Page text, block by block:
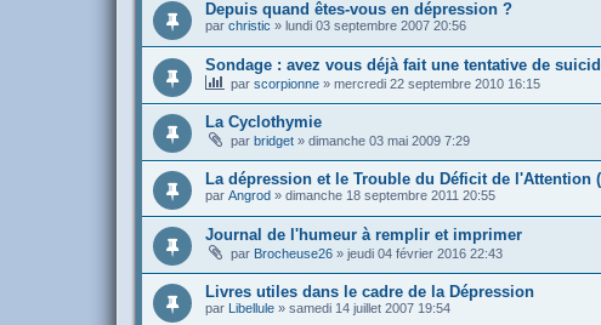
Depuis quand êtes-vous en dépression ?
par christic » lundi 03 septembre 2007 20:56
Sondage : avez vous déjà fait une tentative de
par scorpionne » mercredi 22 septembre 2010 16:15
La Cyclothymie
par bridget » dimanche 03 mai 2009 7:29
La dépression et le Trouble du Déficit de l'Attention
par Angrod » dimanche 18 septembre 2011 20:55
Journal de l'humeur à remplir et imprimer
par Brocheuse26 » jeudi 04 février 2016 22:43
Livres utiles dans le cadre de la Dépression
par Libellule » samedi 14 juillet 2007 19:54